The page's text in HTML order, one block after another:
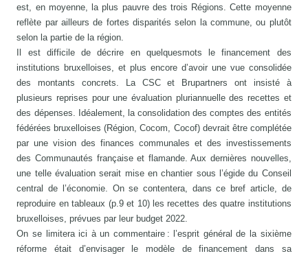
est, en moyenne, la plus pauvre des trois Régions. Cette moyenne
reflète par ailleurs de fortes disparités selon la commune, ou plutôt
selon la partie de la région.
Il est difficile de décrire en quelquesmots le financement des
institutions bruxelloises, et plus encore d’avoir une vue consolidée
des montants concrets. La CSC et Brupartners ont insisté à
plusieurs reprises pour une évaluation pluriannuelle des recettes et
des dépenses. Idéalement, la consolidation des comptes des entités
fédérées bruxelloises (Région, Cocom, Cocof) devrait être complétée
par une vision des finances communales et des investissements
des Communautés française et flamande. Aux dernières nouvelles,
une telle évaluation serait mise en chantier sous l’égide du Conseil
central de l’économie. On se contentera, dans ce bref article, de
reproduire en tableaux (p.9 et 10) les recettes des quatre institutions
bruxelloises, prévues par leur budget 2022.
On se limitera ici à un commentaire : l’esprit général de la sixième
réforme était d’envisager le modèle de financement dans sa